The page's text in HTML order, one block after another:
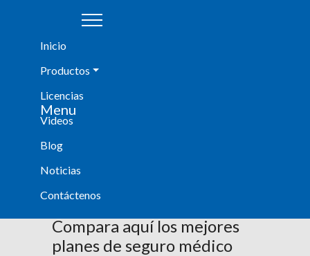
Menu
Inicio
Productos
Licencias
Videos
Blog
Noticias
Contáctenos
Noticias
Compara aquí los mejores
planes de seguro médico